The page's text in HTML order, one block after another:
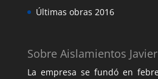
Últimas obras 2016
Sobre Aislamientos Javier
La empresa se fundó en